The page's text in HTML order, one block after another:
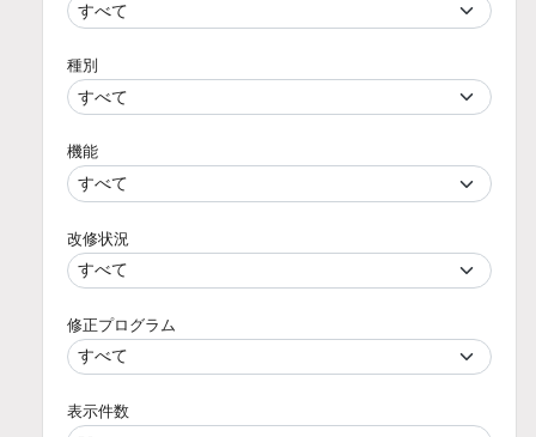
種別
機能
改修状況
修正プログラム
表示件数